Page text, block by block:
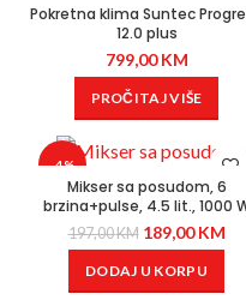
Pokretna klima Suntec
12.0 plus
799,00KM
PROČITAJ VIŠE
-4%
Mikser sa posudom, 6
brzina+pulse, 4.5 lit., 1000
197,00KM 189,00KM
DODAJ U KORPU